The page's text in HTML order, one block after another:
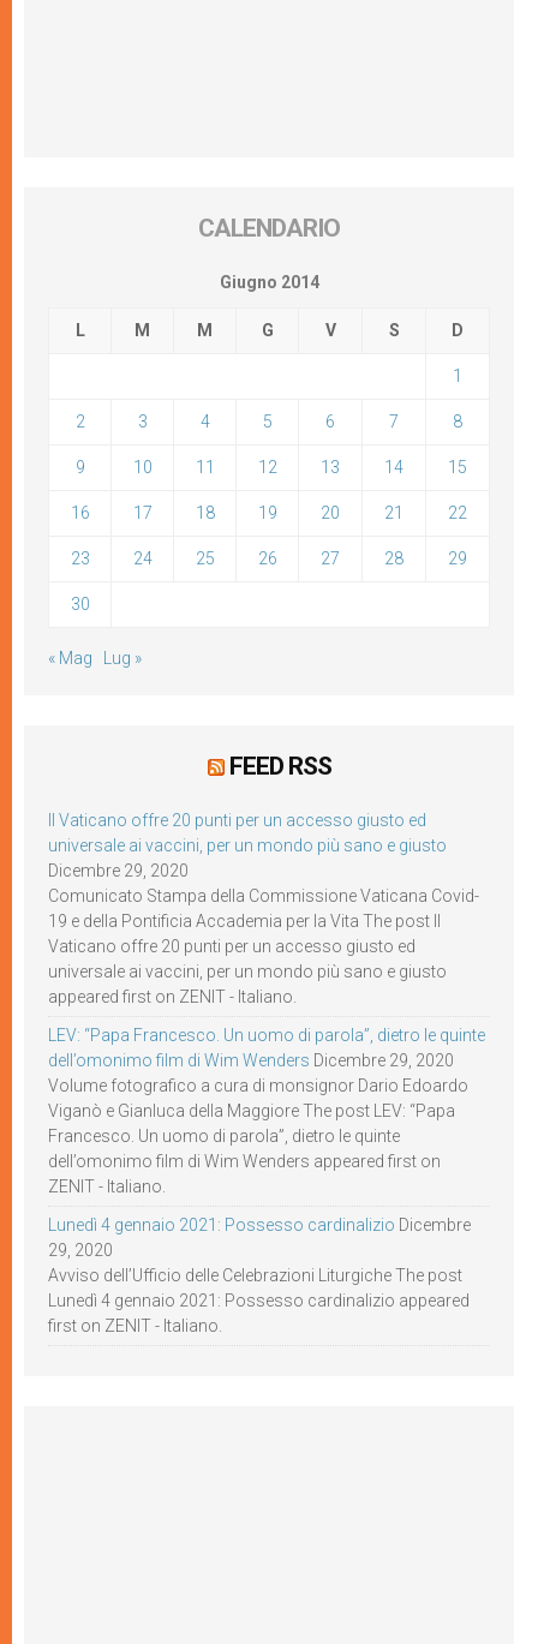
CALENDARIO
Giugno 2014
L M M G V S D
1
2 3 4 5 6 7 8
9 10 11 12 13 14 15
16 17 18 19 20 21 22
23 24 25 26 27 28 29
30
« Mag Lug »
FEED RSS
Il Vaticano offre 20 punti per un accesso giusto ed
universale ai vaccini, per un mondo più sano e giusto
Dicembre 29, 2020
Comunicato Stampa della Commissione Vaticana Covid-
19 e della Pontificia Accademia per la Vita The post Il
Vaticano offre 20 punti per un accesso giusto ed
universale ai vaccini, per un mondo più sano e giusto
appeared first on ZENIT - Italiano.
LEV: “Papa Francesco. Un uomo di parola”, dietro le quinte
dell’omonimo film di Wim Wenders Dicembre 29, 2020
Volume fotografico a cura di monsignor Dario Edoardo
Viganò e Gianluca della Maggiore The post LEV: “Papa
Francesco. Un uomo di parola”, dietro le quinte
dell’omonimo film di Wim Wenders appeared first on
ZENIT - Italiano.
Lunedì 4 gennaio 2021: Possesso cardinalizio Dicembre
29, 2020
Avviso dell’Ufficio delle Celebrazioni Liturgiche The post
Lunedì 4 gennaio 2021: Possesso cardinalizio appeared
first on ZENIT - Italiano.